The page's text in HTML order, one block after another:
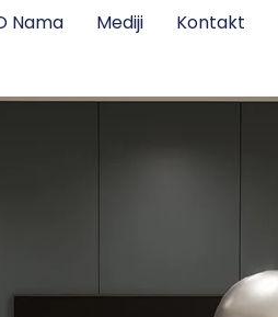
Nama Mediji Kontakt